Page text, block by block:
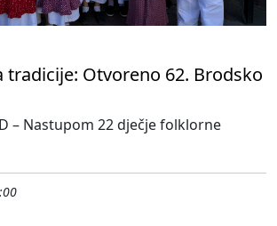
tradicije: Otvoreno 62. Brodsko
– Nastupom 22 dječje folklorne